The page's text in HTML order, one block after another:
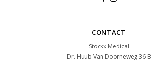
CONTACT
Stockx Medical
Dr. Huub Van Doorneweg 36 B